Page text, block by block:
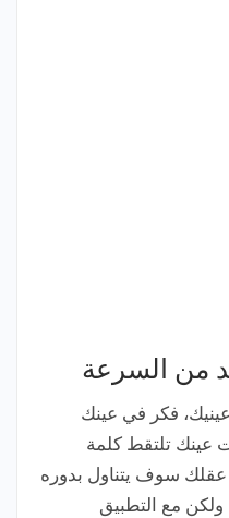
من السرعة
فكر في عينك
عينك تلتقط كلمة
عقلك سوف يتناول بدوره
ولكن مع التطبيق